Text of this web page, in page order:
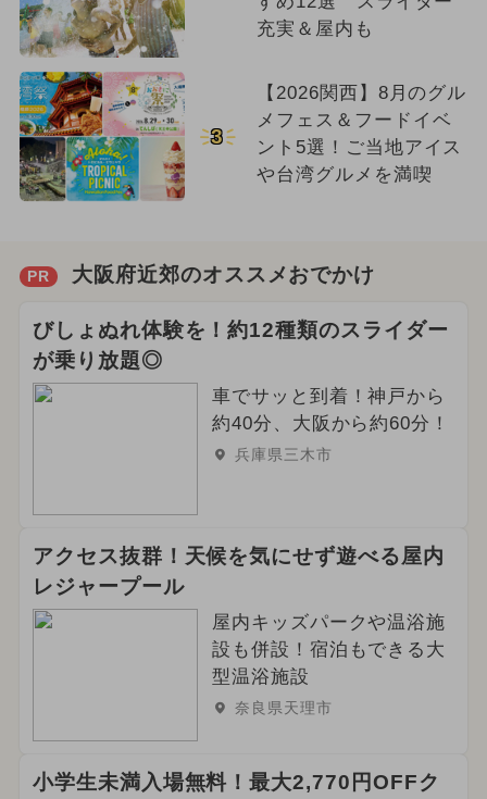
充実＆屋内も
3
【2026関西】8月のグル
メフェス＆フードイベ
ント5選！ご当地アイス
や台湾グルメを満喫
PR 大阪府近郊のオススメおでかけ
びしょぬれ体験を！約12種類のスライダー
が乗り放題◎
車でサッと到着！神戸から
約40分、大阪から約60分！
兵庫県三木市
アクセス抜群！天候を気にせず遊べる屋内
レジャープール
屋内キッズパークや温浴施
設も併設！宿泊もできる大
型温浴施設
奈良県天理市
小学生未満入場無料！最大2,770円OFFク